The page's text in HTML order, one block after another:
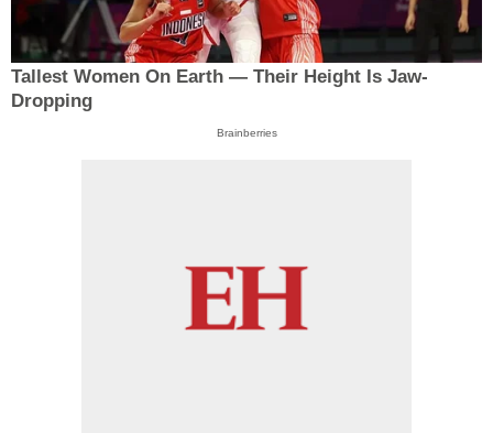
Tallest Women On Earth — Their Height Is Jaw-
Dropping
Brainberries